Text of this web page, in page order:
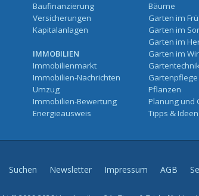
Baufinanzierung
Versicherungen
Kapitalanlagen
IMMOBILIEN
Immobilienmarkt
Immobilien-Nachrichten
Umzug
Immobilien-Bewertung
Energieausweis
Bäume
Garten im
Garten im
Garten im
Garten im
Gartenpflege
Pflanzen
Planung und
Tipps & Ideen
Suchen Newsletter Impressum AGB